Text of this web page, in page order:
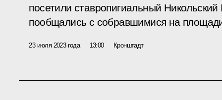
посетили ставропигиальный
пообщались с собравшимися на
23 июля 2023 года 13:00 Кронштадт